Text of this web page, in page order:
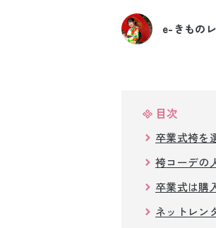
e-きもの
目次
卒業式袴を
袴コーデの
卒業式は購
ネットレン